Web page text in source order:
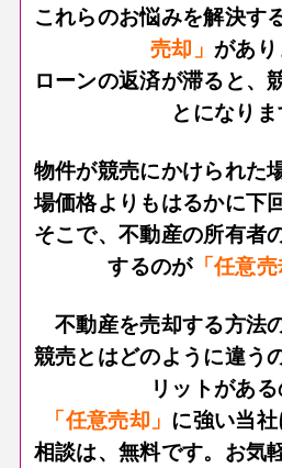
これらのお悩みを解決す
売却」があり
ローンの返済が滞ると、
とになりま
物件が競売にかけられた
場価格よりもはるかに下
そこで、不動産の所有者
するのが「任意売
不動産を売却する方法
競売とはどのように違う
リットがある
「任意売却」 に強い当
相談は、無料です。お気